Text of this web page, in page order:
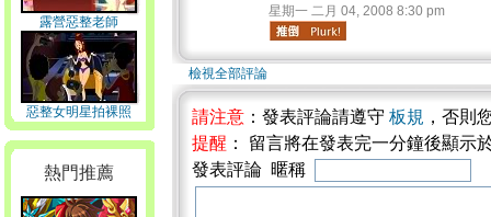
露營惡整老師
惡整女明星拍裸照
熱門推薦
星期一 二月 04, 2008 8:30 pm
檢視全部評論
請注意 ：發表評論請遵守 板規 ，否則
提醒 ： 留言將在發表完一分鐘後顯示
發表評論 暱稱